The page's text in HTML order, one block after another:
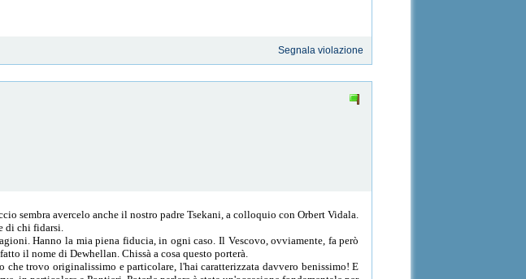
Segnala violazione
sembra avercelo anche il nostro padre Tsekani, a colloquio con Orbert Vidala.
di chi fidarsi.
Hanno la mia piena fiducia, in ogni caso. Il Vescovo, ovviamente, fa però
il nome di Dewhellan. Chissà a cosa questo porterà.
trovo originalissimo e particolare, l'hai caratterizzata davvero benissimo! E